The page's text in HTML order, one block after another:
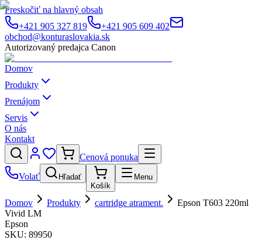
Preskočiť na hlavný obsah
+421 905 327 819
+421 905 609 402
obchod@konturaslovakia.sk
Autorizovaný predajca Canon
Domov
Produkty
Prenájom
Servis
O nás
Kontakt
Cenová ponuka
Volať
Hľadať
Košík
Menu
Domov Produkty cartridge atrament.
Epson T603 220ml
Vivid LM
Epson
SKU: 89950